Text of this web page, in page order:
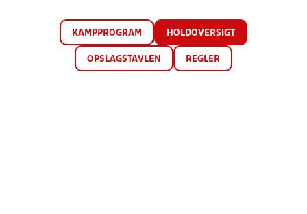
KAMPPROGRAM HOLDOVERSIGT
OPSLAGSTAVLEN REGLER